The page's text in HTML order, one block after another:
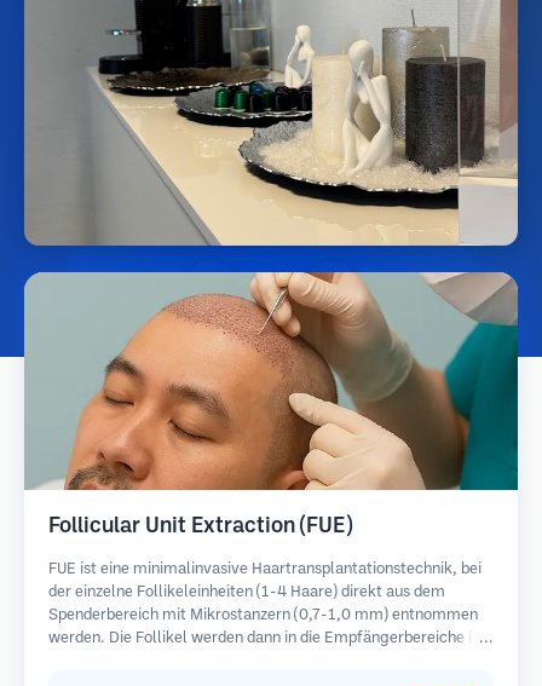
Follicular Unit Extraction (FUE)
FUE ist eine minimalinvasive Haartransplantationstechnik, bei
der einzelne Follikeleinheiten (1-4 Haare) direkt aus dem
Spenderbereich mit Mikrostanzern (0,7-1,0 mm) entnommen
werden. Die Follikel werden dann in die Empfängerbereiche in